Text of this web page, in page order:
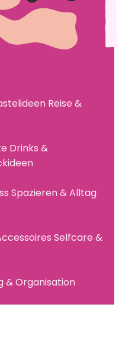
Reise &
Drinks &
Spazieren & Alltag
Selfcare &
& Organisation